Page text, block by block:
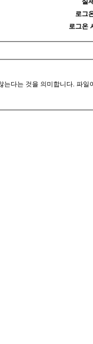
로그
로그온
다는 것을 의미합니다. 파